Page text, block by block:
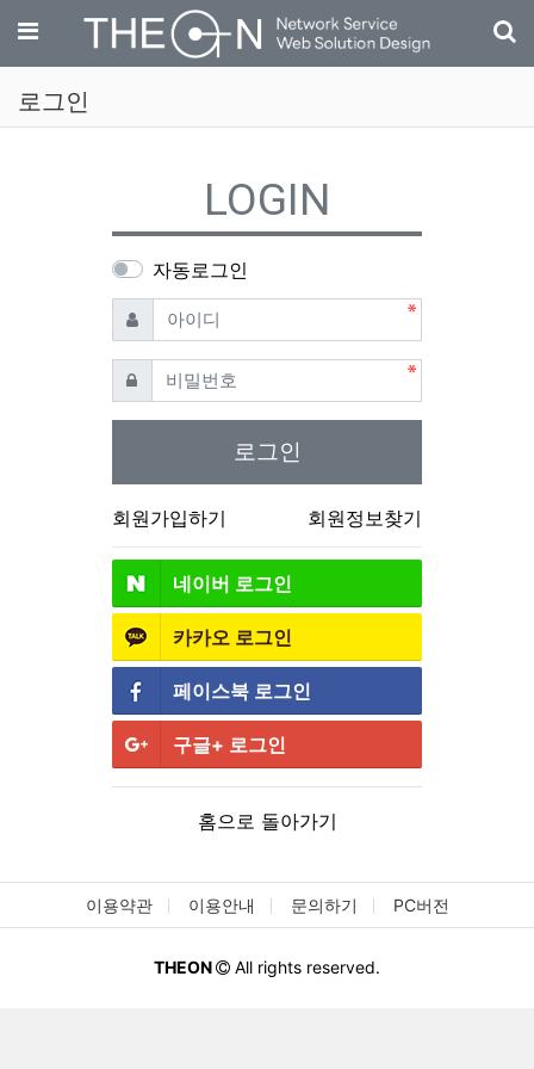
메뉴
로그인
LOGIN
자동로그인
아이디 필수
비밀번호필수
로그인
회원가입하기 회원정보찾기
네이버 로그인
카카오 로그인
페이스북 로그인
구글+ 로그인
홈으로 돌아가기
이용약관 이용안내 문의하기 PC버전
THEON All rights reserved.